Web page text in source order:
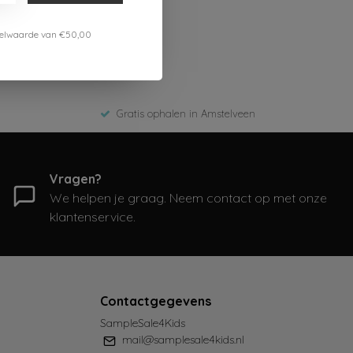
Gratis ophalen in Amstelveen
Vragen?
We helpen je graag. Neem contact op met onze
klantenservice.
Contactgegevens
SampleSale4Kids
mail@samplesale4kids.nl
van €50,00